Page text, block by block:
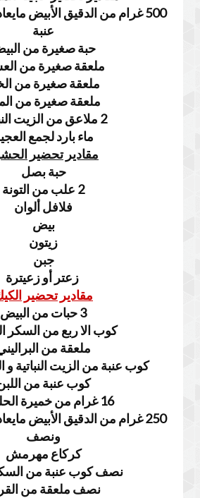
500 غرام من الدقيق الأبيض
عنبة
حبة صغيرة من
ملعقة صغيرة من
ملعقة صغيرة من
ملعقة صغيرة من
2 ملاعق من الزيت النباتية
ماء بارد لجمع
مقادير تحضير
حبة بصل
2 علب من التونة
فلافل ألوان
بيض
زيتون
جبن
زعتر أو زعيترة
مقادير تحضير
3 حبات من البيض
كوب الا ربع من السكر
ملعقة من
كوب عنبة من الزيت النباتية و
كوب عنبة من
16 غرام من خميرة الحلويات
ونصف
كركاع مهرمش
نصف كوب عنبة من
نصف ملعقة من